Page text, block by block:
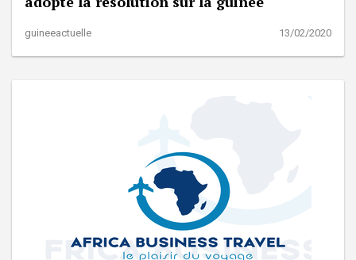
guineeactuelle 13/02/2020